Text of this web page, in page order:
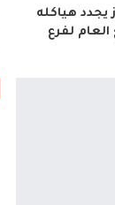
يجدد هياكله
لفرع